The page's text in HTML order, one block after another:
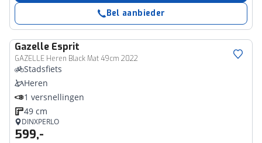
Bel aanbieder
Gazelle Esprit
GAZELLE Heren Black Mat 49cm 2022
Stadsfiets
Heren
1 versnellingen
49 cm
DINXPERLO
599,-